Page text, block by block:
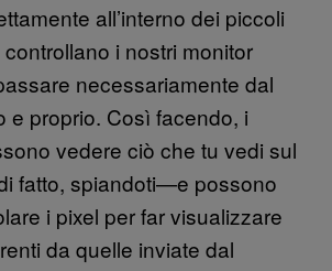
all’interno dei piccoli
i nostri monitor
necessariamente dal
e proprio. Così facendo, i
vedere ciò che tu vedi sul
fatto, spiandoti—e possono
i pixel per far visualizzare
da quelle inviate dal